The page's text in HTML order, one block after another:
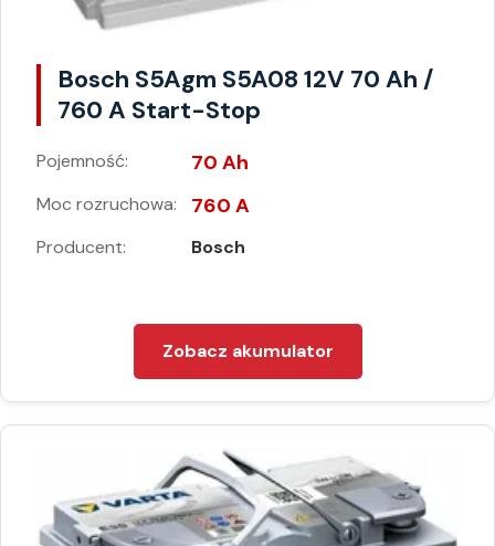
Bosch S5Agm S5A08 12V 70 Ah /
760 A Start-Stop
Pojemność: 70 Ah
Moc rozruchowa: 760 A
Producent: Bosch
Zobacz akumulator